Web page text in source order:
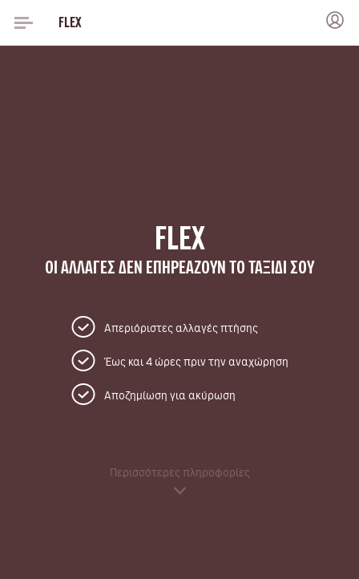
FLEX
FLEX
ΟΙ ΑΛΛΑΓΕΣ ΔΕΝ ΕΠΗΡΕΑΖΟΥΝ ΤΟ ΤΑΞΙΔΙ ΣΟΥ
Απεριόριστες αλλαγές πτήσης
Έως και 4 ώρες πριν την αναχώρηση
Αποζημίωση για ακύρωση
Περισσότερες πληροφορίες